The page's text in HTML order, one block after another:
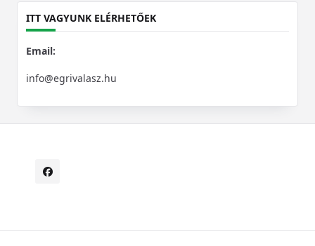
ITT VAGYUNK ELÉRHETŐEK
Email:
info@egrivalasz.hu